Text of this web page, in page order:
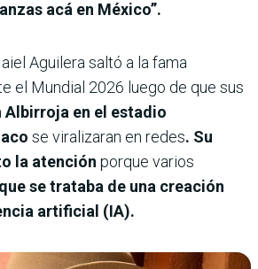
acá en México”.
Aguilera saltó a la fama
el Mundial 2026 luego de que sus
Albirroja en el estadio
se viralizaran en redes. Su
la atención porque varios
se trataba de una creación
artificial (IA).